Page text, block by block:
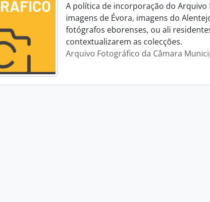
A política de incorporação do
imagens de Évora, imagens do
fotógrafos eborenses, ou ali
contextualizarem as colecções.
Arquivo Fotográfico da Câmara